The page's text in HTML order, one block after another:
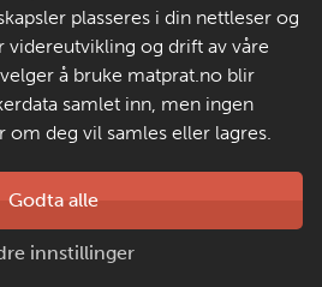
og informasjonskapsler
av
Matprat
plasseres i din nettleser og
videreutvikling og drift av våre
å bruke matprat.no blir
samlet inn, men ingen
om deg vil samles eller lagres.
Godta alle
innstillinger